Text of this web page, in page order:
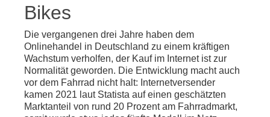
Bikes
Die vergangenen drei Jahre haben dem
Onlinehandel in Deutschland zu einem kräftigen
Wachstum verholfen, der Kauf im Internet ist zur
Normalität geworden. Die Entwicklung macht auch
vor dem Fahrrad nicht halt: Internetversender
kamen 2021 laut Statista auf einen geschätzten
Marktanteil von rund 20 Prozent am Fahrradmarkt,